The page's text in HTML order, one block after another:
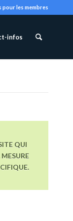
pour les membres
infos
QUI